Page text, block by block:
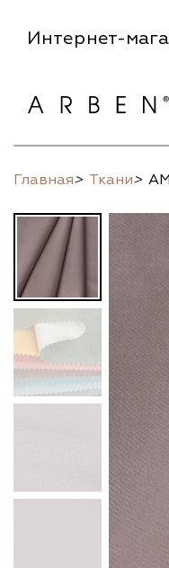
Интернет-
Главная> Ткани>